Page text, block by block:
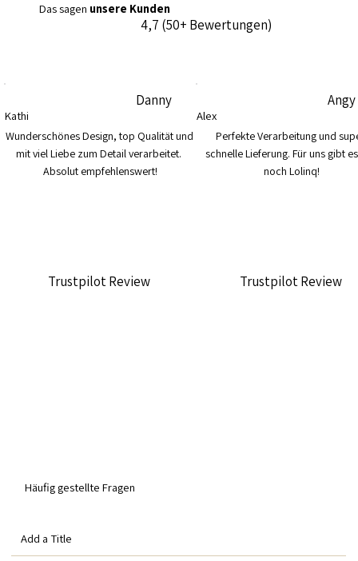
Das sagen unsere Kunden
4,7 (50+ Bewertungen)
Kathi
Wunderschönes Design, top Qualität und
mit viel Liebe zum Detail verarbeitet.
Absolut empfehlenswert!
Danny
Trustpilot Review
Alex
Perfekte Verarbeitung und
schnelle Lieferung. Für uns gibt
noch Lolinq!
Angy
Trustpilot Review
Häufig gestellte Fragen
Add a Title